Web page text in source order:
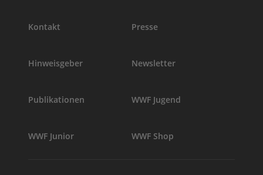
Kontakt Presse
Hinweisgeber Newsletter
Publikationen WWF Jugend
WWF Junior WWF Shop